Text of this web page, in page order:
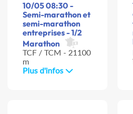
10/05 08:30 -
Semi-marathon et
semi-marathon
entreprises - 1/2
Marathon
TCF / TCM - 21100
m
Plus d'infos